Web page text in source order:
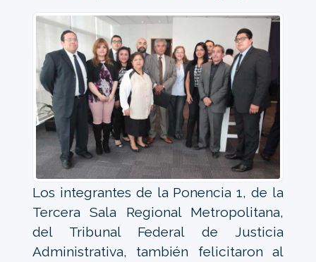
Los integrantes de la Ponencia 1, de la
Tercera Sala Regional Metropolitana,
del Tribunal Federal de Justicia
Administrativa, también felicitaron al